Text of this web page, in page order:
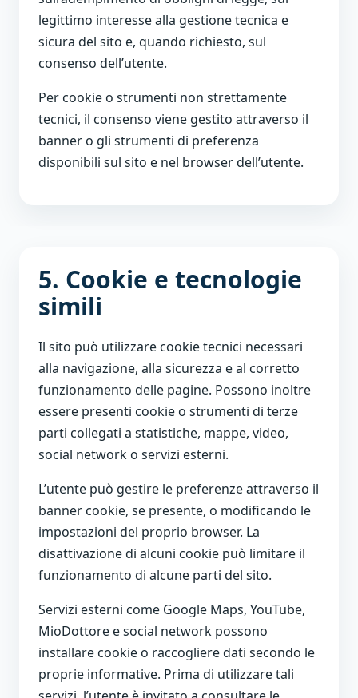
legittimo interesse alla gestione tecnica e
sicura del sito e, quando richiesto, sul
consenso dell’utente.
Per cookie o strumenti non strettamente
tecnici, il consenso viene gestito attraverso il
banner o gli strumenti di preferenza
disponibili sul sito e nel browser dell’utente.
5. Cookie e tecnologie
simili
Il sito può utilizzare cookie tecnici necessari
alla navigazione, alla sicurezza e al corretto
funzionamento delle pagine. Possono inoltre
essere presenti cookie o strumenti di terze
parti collegati a statistiche, mappe, video,
social network o servizi esterni.
L’utente può gestire le preferenze attraverso il
banner cookie, se presente, o modificando le
impostazioni del proprio browser. La
disattivazione di alcuni cookie può limitare il
funzionamento di alcune parti del sito.
Servizi esterni come Google Maps, YouTube,
MioDottore e social network possono
installare cookie o raccogliere dati secondo le
proprie informative. Prima di utilizzare tali